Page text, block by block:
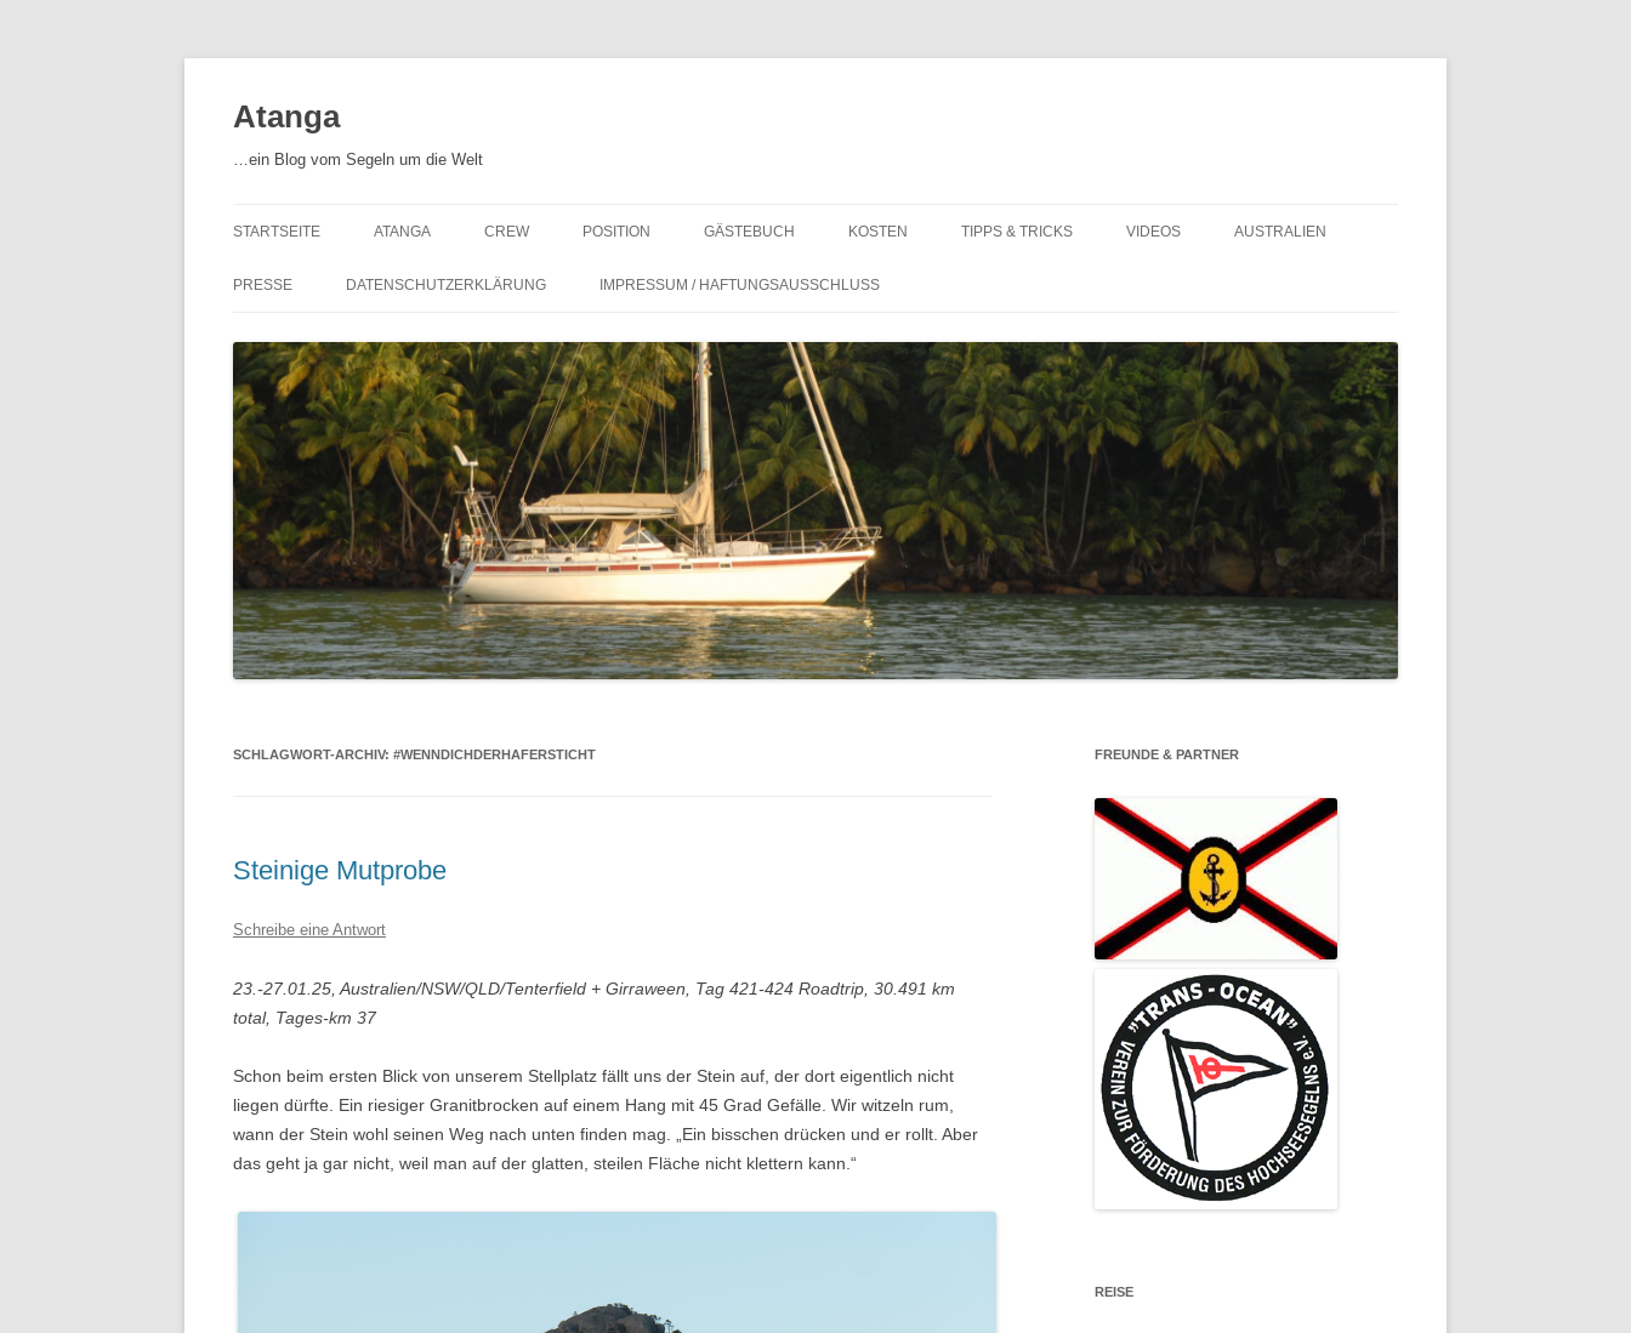
Atanga
…ein Blog vom Segeln um die Welt
STARTSEITE ATANGA
ATANGA – UNSER SCHIFF
CREW POSITION GÄSTEBUCH KOSTEN
KOSTEN AUF LANGFAHRT
AM GÜNSTIGSTEN?
TIPPS & TRICKS
OSTERINSEL 2019
ECUADOR 2018
DURCH DEN PANAMAKANAL – MIT
ODER OHNE AGENTEN?
MEXIKO UND BELIZE 2017
BONAIRE VS. CURAÇAO 2017
KANAREN 2015
DORADE LÜFTER
DINGHY COVER SELBER NÄHEN
PANTRY UND HAUSHALT
AMATEURFUNK – EINBAU UND
TECHNIK
VIDEOS AUSTRALIEN
PRESSE DATENSCHUTZERKLÄRUNG IMPRESSUM / HAFTUNGSAUSSCHLUSS
SCHLAGWORT-ARCHIV: #WENNDICHDERHAFERSTICHT
Steinige Mutprobe
Schreibe eine Antwort
23.-27.01.25, Australien/NSW/QLD/Tenterfield + Girraween, Tag 421-424 Roadtrip, 30.491 km
total, Tages-km 37
Schon beim ersten Blick von unserem Stellplatz fällt uns der Stein auf, der dort eigentlich nicht
liegen dürfte. Ein riesiger Granitbrocken auf einem Hang mit 45 Grad Gefälle. Wir witzeln rum,
wann der Stein wohl seinen Weg nach unten finden mag. „Ein bisschen drücken und er rollt. Aber
das geht ja gar nicht, weil man auf der glatten, steilen Fläche nicht klettern kann.“
FREUNDE & PARTNER
REISE